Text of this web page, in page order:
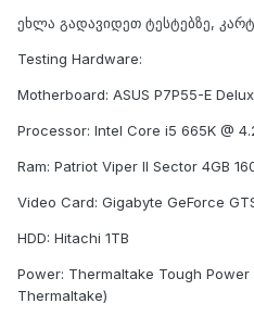
ეხლა გადავიდეთ ტესტებზე,
Testing Hardware:
Motherboard: ASUS P7P55-E
Processor: Intel Core i5 665K @
Ram: Patriot Viper II Sector 4GB
Video Card: Gigabyte GeForce
HDD: Hitachi 1TB
Power: Thermaltake Tough
Thermaltake)